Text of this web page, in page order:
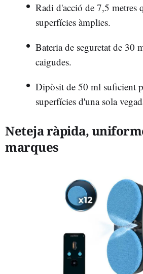
Radi d'acció de 7,5 metres
superfícies àmplies.
Bateria de seguretat de 30
caigudes.
Dipòsit de 50 ml suficient
superfícies d'una sola
Neteja ràpida,
marques